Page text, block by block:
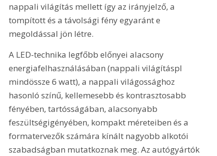
nappali világítás mellett így az irányjelző, a
tompított és a távolsági fény egyaránt e
megoldással jön létre.
A LED-technika legfőbb előnyei alacsony
energiafelhasználásában (nappali világításpl
mindössze 6 watt), a nappali világossághoz
hasonló színű, kellemesebb és kontrasztosabb
fényében, tartósságában, alacsonyabb
feszültségigényében, kompakt méreteiben és a
formatervezők számára kínált nagyobb alkotói
szabadságban mutatkoznak meg. Az autógyártók